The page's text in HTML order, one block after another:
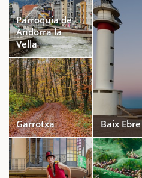
Parroquia de
Andorra la
Vella
Garrotxa Baix Ebre